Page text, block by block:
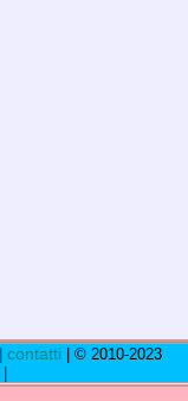
contatti | © 2010-2023